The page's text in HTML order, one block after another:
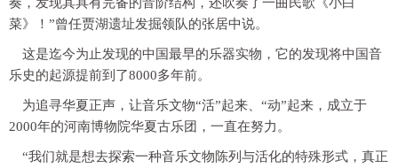
菜》！”曾任贾湖遗址发掘领队的张居中说。
这是迄今为止发现的中国最早的乐器实物，它的发现将中国音
乐史的起源提前到了8000多年前。
为追寻华夏正声，让音乐文物“活”起来、“动”起来，成立于
2000年的河南博物院华夏古乐团，一直在努力。
“我们就是想去探索一种音乐文物陈列与活化的特殊形式，真正